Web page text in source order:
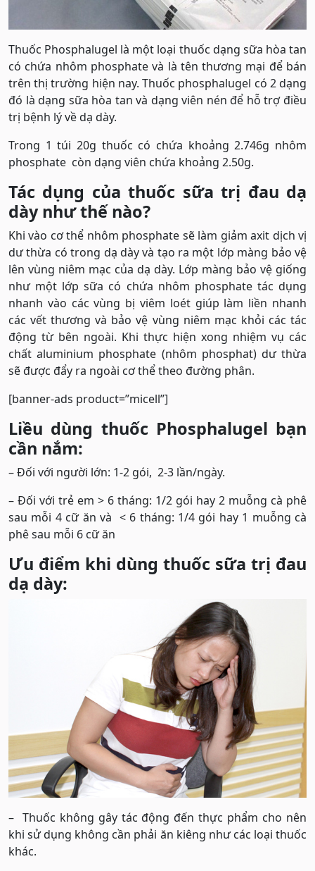
Thuốc Phosphalugel là một loại thuốc dạng sữa hòa tan
có chứa nhôm phosphate và là tên thương mại để bán
trên thị trường hiện nay. Thuốc phosphalugel có 2 dạng
đó là dạng sữa hòa tan và dạng viên nén để hỗ trợ điều
trị bệnh lý về dạ dày.
Trong 1 túi 20g thuốc có chứa khoảng 2.746g nhôm
phosphate còn dạng viên chứa khoảng 2.50g.
Tác dụng của thuốc sữa trị đau dạ
dày như thế nào?
Khi vào cơ thể nhôm phosphate sẽ làm giảm axit dịch vị
dư thừa có trong dạ dày và tạo ra một lớp màng bảo vệ
lên vùng niêm mạc của dạ dày. Lớp màng bảo vệ giống
như một lớp sữa có chứa nhôm phosphate tác dụng
nhanh vào các vùng bị viêm loét giúp làm liền nhanh
các vết thương và bảo vệ vùng niêm mạc khỏi các tác
động từ bên ngoài. Khi thực hiện xong nhiệm vụ các
chất aluminium phosphate (nhôm phosphat) dư thừa
sẽ được đẩy ra ngoài cơ thể theo đường phân.
[banner-ads product=”micell”]
Liều dùng thuốc Phosphalugel bạn
cần nắm:
– Đối với người lớn: 1-2 gói, 2-3 lần/ngày.
– Đối với trẻ em > 6 tháng: 1/2 gói hay 2 muỗng cà phê
sau mỗi 4 cữ ăn và < 6 tháng: 1/4 gói hay 1 muỗng cà
phê sau mỗi 6 cữ ăn
Ưu điểm khi dùng thuốc sữa trị đau
dạ dày:
– Thuốc không gây tác động đến thực phẩm cho nên
khi sử dụng không cần phải ăn kiêng như các loại thuốc
khác.